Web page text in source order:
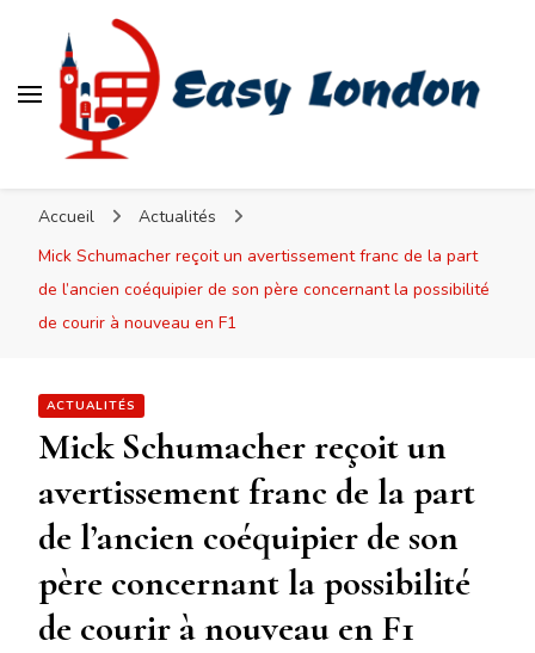
Accueil
Actualités
Mick Schumacher reçoit un avertissement franc de la part
de l’ancien coéquipier de son père concernant la possibilité
de courir à nouveau en F1
ACTUALITÉS
Mick Schumacher reçoit un
avertissement franc de la part
de l’ancien coéquipier de son
père concernant la possibilité
de courir à nouveau en F1